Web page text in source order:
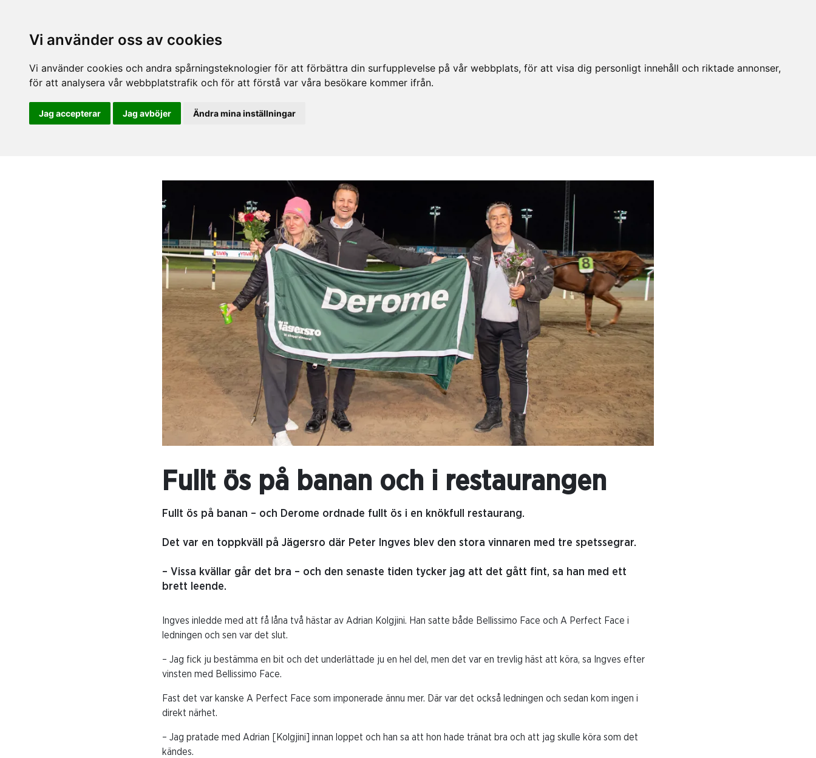
Vi använder oss av cookies
Vi använder cookies och andra spårningsteknologier för att förbättra din surfupplevelse på vår webbplats, för att visa dig personligt innehåll och riktade annonser,
för att analysera vår webbplatstrafik och för att förstå var våra besökare kommer ifrån.
Jag accepterar Jag avböjer Ändra mina inställningar
Fullt ös på banan och i restaurangen
Fullt ös på banan – och Derome ordnade fullt ös i en knökfull restaurang.
Det var en toppkväll på Jägersro där Peter Ingves blev den stora vinnaren med tre spetssegrar.
– Vissa kvällar går det bra – och den senaste tiden tycker jag att det gått fint, sa han med ett
brett leende.
Ingves inledde med att få låna två hästar av Adrian Kolgjini. Han satte både Bellissimo Face och A Perfect Face i
ledningen och sen var det slut.
– Jag fick ju bestämma en bit och det underlättade ju en hel del, men det var en trevlig häst att köra, sa Ingves efter
vinsten med Bellissimo Face.
Fast det var kanske A Perfect Face som imponerade ännu mer. Där var det också ledningen och sedan kom ingen i
direkt närhet.
– Jag pratade med Adrian [Kolgjini] innan loppet och han sa att hon hade tränat bra och att jag skulle köra som det
kändes.